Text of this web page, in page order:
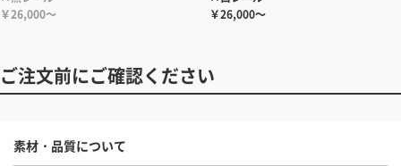
￥26,000～
￥26,000～
ご注文前にご確認ください
素材・品質について